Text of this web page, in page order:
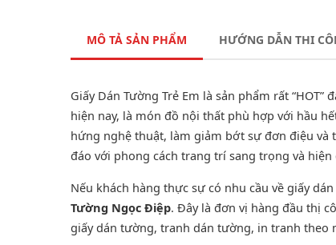
MÔ TẢ SẢN PHẨM HƯỚNG DẪN THI
Giấy Dán Tường Trẻ Em là sản phẩm rất
hiện nay, là món đồ nội thất phù hợp với hầu
hứng nghệ thuật, làm giảm bớt sự đơn điệu
đáo với phong cách trang trí sang trọng và hiện
Nếu khách hàng thực sự có nhu cầu về giấy
Tường Ngọc Điệp. Đây là đơn vị hàng đầu thị
giấy dán tường, tranh dán tường, in tranh theo